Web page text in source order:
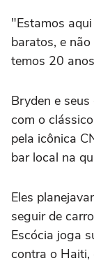
"Estamos
baratos, e
temos 20
Bryden e
com o
pela icônica
bar local na
Eles
‌seguir de
Escócia joga
contra o ⁠Haiti,